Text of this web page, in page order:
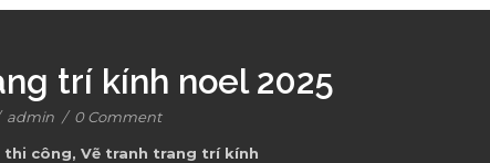
trí kính noel 2025
admin / 0 Comment
công, Vẽ tranh trang trí kính